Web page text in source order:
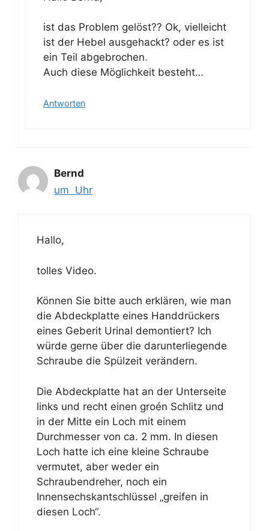
ist das Problem gelöst?? Ok, vielleicht
ist der Hebel ausgehackt? oder es ist
ein Teil abgebrochen.
Auch diese Möglichkeit besteht…
Antworten
Bernd
um Uhr
Hallo,
tolles Video.
Können Sie bitte auch erklären, wie man
die Abdeckplatte eines Handdrückers
eines Geberit Urinal demontiert? Ich
würde gerne über die darunterliegende
Schraube die Spülzeit verändern.
Die Abdeckplatte hat an der Unterseite
links und recht einen groén Schlitz und
in der Mitte ein Loch mit einem
Durchmesser von ca. 2 mm. In diesen
Loch hatte ich eine kleine Schraube
vermutet, aber weder ein
Schraubendreher, noch ein
Innensechskantschlüssel „greifen in
diesen Loch“.